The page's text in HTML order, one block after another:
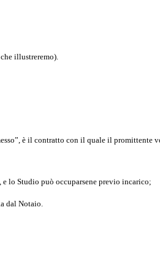
illustreremo).
è il contratto con il quale il
e lo Studio può occuparsene previo incarico;
dal Notaio.